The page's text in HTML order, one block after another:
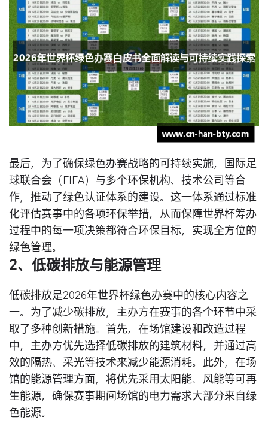
最后，为了确保绿色办赛战略的可持续实施，国际足
球联合会（FIFA）与多个环保机构、技术公司等合
作，推动了绿色认证体系的建设。这一体系通过标准
化评估赛事中的各项环保举措，从而保障世界杯筹办
过程中的每一项决策都符合环保目标，实现全方位的
绿色管理。
2、低碳排放与能源管理
低碳排放是2026年世界杯绿色办赛中的核心内容之
一。为了减少碳排放，主办方在赛事的各个环节中采
取了多种创新措施。首先，在场馆建设和改造过程
中，主办方优先选择低碳排放的建筑材料，并通过高
效的隔热、采光等技术来减少能源消耗。此外，在场
馆的能源管理方面，将优先采用太阳能、风能等可再
生能源，确保赛事期间场馆的电力需求大部分来自绿
色能源。